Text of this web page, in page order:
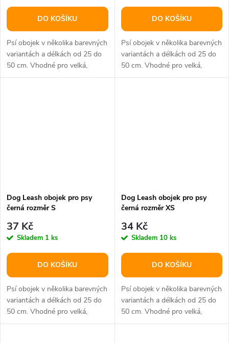
DO KOŠÍKU
Psí obojek v několika barevných
variantách a délkách od 25 do
50 cm. Vhodné pro velká,
střední i malá plemena psů.
DO KOŠÍKU
Psí obojek v několika barevných
variantách a délkách od 25 do
50 cm. Vhodné pro velká,
střední i malá plemena psů.
Dog Leash obojek pro psy
černá rozměr S
37 Kč
Skladem 1 ks
DO KOŠÍKU
Psí obojek v několika barevných
variantách a délkách od 25 do
50 cm. Vhodné pro velká,
střední i malá plemena psů.
Dog Leash obojek pro psy
černá rozměr XS
34 Kč
Skladem 10 ks
DO KOŠÍKU
Psí obojek v několika barevných
variantách a délkách od 25 do
50 cm. Vhodné pro velká,
střední i malá plemena psů.